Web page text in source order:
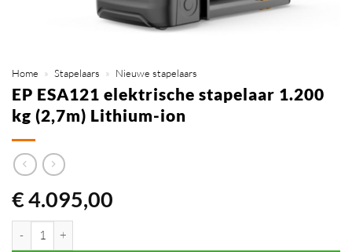
Home » Stapelaars » Nieuwe stapelaars
EP ESA121 elektrische stapelaar 1.200
kg (2,7m) Lithium-ion
€4.095,00
EP ESA121 elektrische stapelaar 1.200 kg (2,7m) Lithium-ion aantal